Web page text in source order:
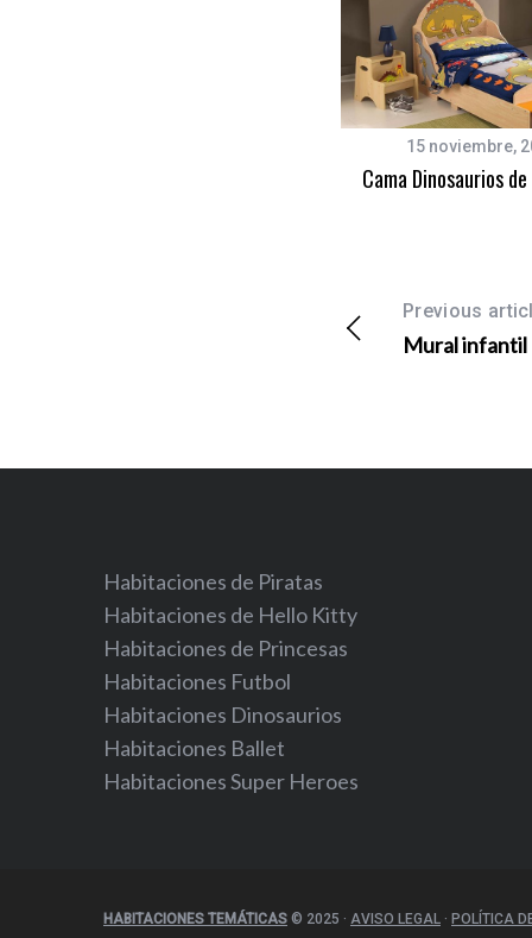
15 noviembre,
Cama Dinosaurios
Previous
Mural infantil
Habitaciones de Piratas
Habitaciones de Hello Kitty
Habitaciones de Princesas
Habitaciones Futbol
Habitaciones Dinosaurios
Habitaciones Ballet
Habitaciones Super Heroes
HABITACIONES TEMÁTICAS © 2025 · AVISO LEGAL · POLÍTICA